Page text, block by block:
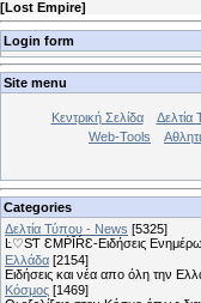
[Lost Empire]
Login form
Site menu
Κεντρική Σελίδα
Web-Tools
Categories
Δελτία Τύπου - News [5325]
Ŀ♡SƬ ƐMṖĪŔƐ-Ειδήσεις
Ελλάδα [2154]
Ειδήσεις και νέα απο όλη την
Κόσμος [1469]